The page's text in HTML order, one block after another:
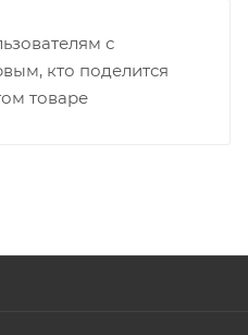
с
кто поделится
товаре